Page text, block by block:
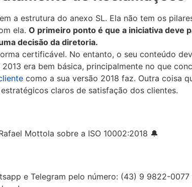
a estrutura do anexo SL. Ela não tem os
ela. O primeiro ponto é que a iniciativa deve
decisão da diretoria.
certificável. No entanto, o seu conteúdo
era bem básica, principalmente no que
como a sua versão 2018 faz. Outra coisa
claros de satisfação dos clientes.
Mottola sobre a ISO 10002:2018 🔔
e Telegram pelo número: (43) 9 9822-0077